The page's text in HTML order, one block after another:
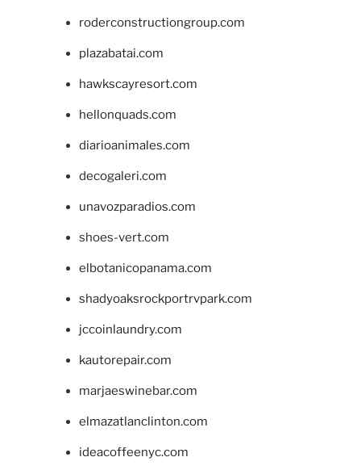
roderconstructiongroup.com
plazabatai.com
hawkscayresort.com
hellonquads.com
diarioanimales.com
decogaleri.com
unavozparadios.com
shoes-vert.com
elbotanicopanama.com
shadyoaksrockportrvpark.com
jccoinlaundry.com
kautorepair.com
marjaeswinebar.com
elmazatlanclinton.com
ideacoffeenyc.com